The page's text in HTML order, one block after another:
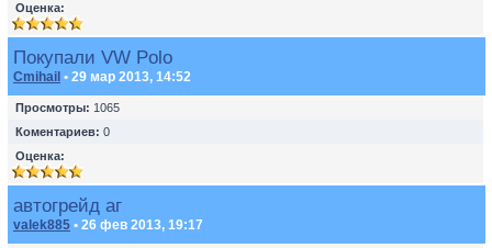
Оценка:
Покупали VW Polo
Cmihail • 29 мар 2013, 14:52
Просмотры: 1065
Коментариев: 0
Оценка:
автогрейд аг
valek885 • 26 фев 2013, 19:17